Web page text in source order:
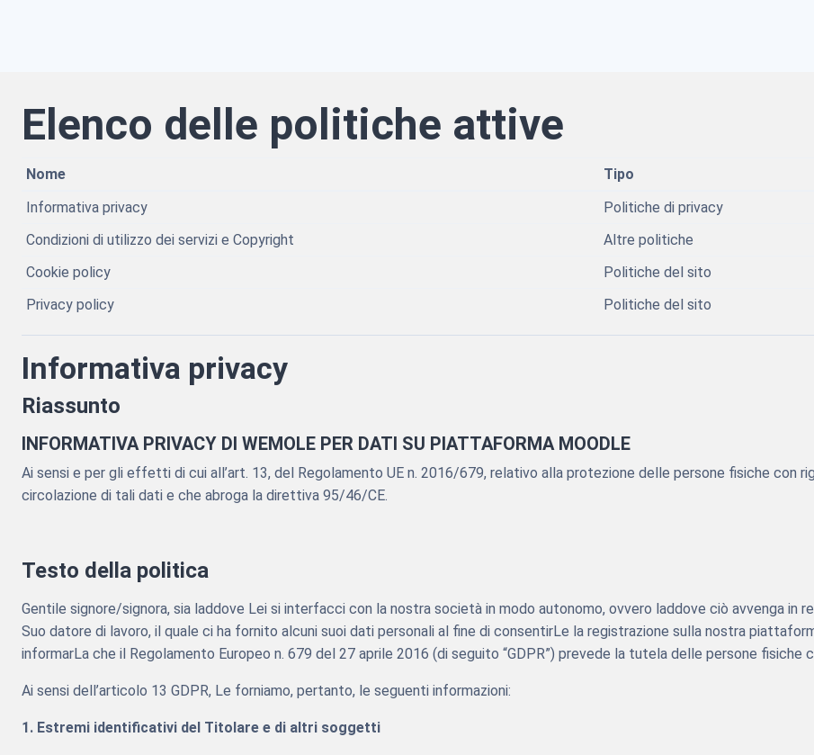
Elenco delle politiche attive
Nome Tipo
Informativa privacy
Politiche di privacy
Condizioni di utilizzo dei servizi e Copyright
Altre politiche
Cookie policy
Politiche del sito
Privacy policy
Politiche del sito
Informativa privacy
Riassunto
INFORMATIVA PRIVACY DI WEMOLE PER DATI SU PIATTAFORMA MOODLE
Ai sensi e per gli effetti di cui all’art. 13, del Regolamento UE n. 2016/679, relativo alla protezione delle persone fisiche con
circolazione di tali dati e che abroga la direttiva 95/46/CE.
Testo della politica
Gentile signore/signora, sia laddove Lei si interfacci con la nostra società in modo autonomo, ovvero laddove ciò avvenga in
Suo datore di lavoro, il quale ci ha fornito alcuni suoi dati personali al fine di consentirLe la registrazione sulla nostra
informarLa che il Regolamento Europeo n. 679 del 27 aprile 2016 (di seguito “GDPR”) prevede la tutela delle persone
Ai sensi dell’articolo 13 GDPR, Le forniamo, pertanto, le seguenti informazioni:
1. Estremi identificativi del Titolare e di altri soggetti